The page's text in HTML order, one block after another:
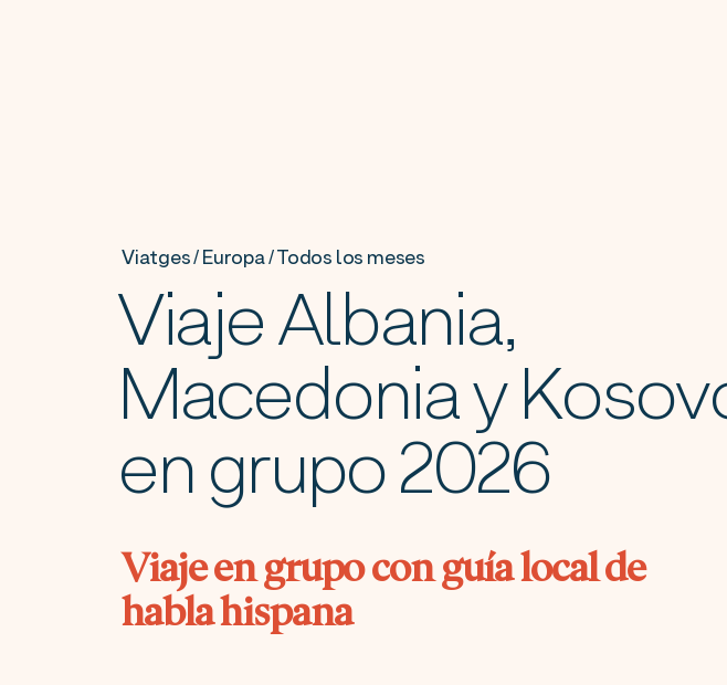
Viatges / Europa / Todos los meses
Viaje Albania,
Macedonia y
en grupo 2026
Viaje en grupo con guía local de
habla hispana